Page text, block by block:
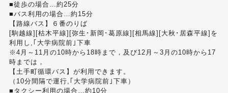
■徒歩の場合…約25分
■バス利用の場合…約15分
【路線バス】６番のりば
[駒越線][枯木平線][弥生･新岡･葛原線][相馬線][大秋･居森平線]を
利用し,｢大学病院前｣下車
※4月～11月の10時から18時まで，及び12月～3月の10時から17
時までは，
【土手町循環バス】が利用できます。
（10分間隔で運行,｢大学病院前｣下車）
■タクシー利用の場合…約10分